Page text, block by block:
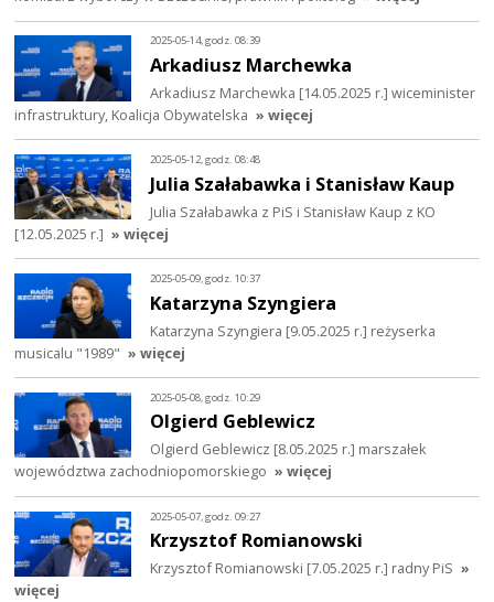
2025-05-14, godz. 08:39
Arkadiusz Marchewka
Arkadiusz Marchewka [14.05.2025 r.] wiceminister
infrastruktury, Koalicja Obywatelska » więcej
2025-05-12, godz. 08:48
Julia Szałabawka i Stanisław Kaup
Julia Szałabawka z PiS i Stanisław Kaup z KO
[12.05.2025 r.] » więcej
2025-05-09, godz. 10:37
Katarzyna Szyngiera
Katarzyna Szyngiera [9.05.2025 r.] reżyserka
musicalu "1989" » więcej
2025-05-08, godz. 10:29
Olgierd Geblewicz
Olgierd Geblewicz [8.05.2025 r.] marszałek
województwa zachodniopomorskiego » więcej
2025-05-07, godz. 09:27
Krzysztof Romianowski
Krzysztof Romianowski [7.05.2025 r.] radny PiS »
więcej